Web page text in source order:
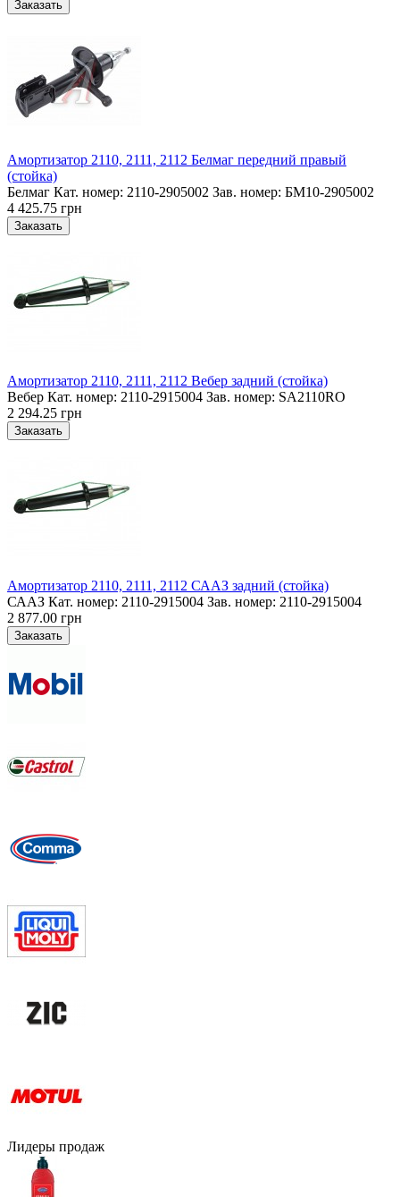
Амортизатор 2110, 2111, 2112 Белмаг передний правый
(стойка)
Белмаг Кат. номер: 2110-2905002 Зав. номер: БМ10-2905002
4 425.75 грн
Амортизатор 2110, 2111, 2112 Вебер задний (стойка)
Вебер Кат. номер: 2110-2915004 Зав. номер: SA2110RO
2 294.25 грн
Амортизатор 2110, 2111, 2112 СААЗ задний (стойка)
СААЗ Кат. номер: 2110-2915004 Зав. номер: 2110-2915004
2 877.00 грн
Лидеры продаж